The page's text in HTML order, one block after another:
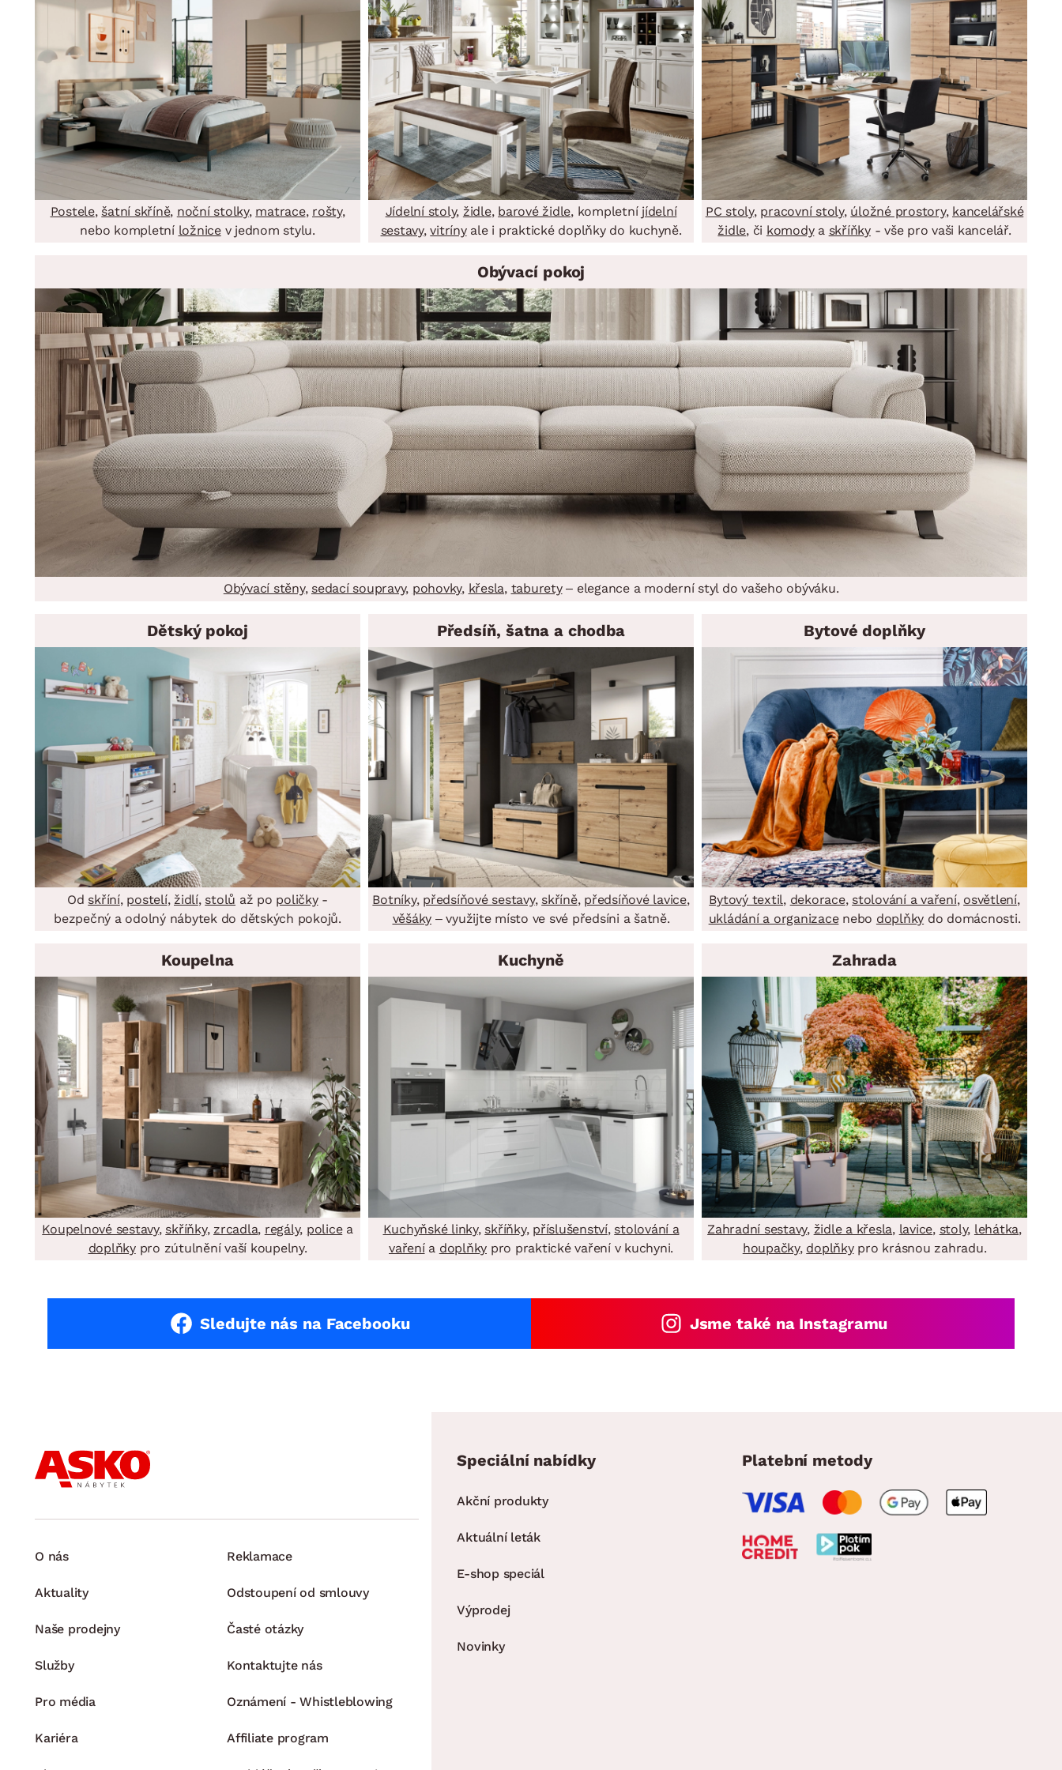
Dětský pokoj
Předsíň, šatna a chodba
Kuchyně
Koupelna
Zahrada
Domácnost
BYTOVÝ TEXTIL
Polštáře
Koberce
Závěsy a žaluzie
Zobrazit vše
Příbory
Hrnce
Pánve
Zobrazit vše
DOMÁCÍ SPOTŘEBIČE ZAHRADNÍ DOPLŇKY VÁNOCE
VELIKONOCE
Koupelnové sestavy
Jídelní sestavy
Zahradní sestavy
Zahradní doplňky
Zahradní sestavy
Postele, šatní skříně, noční stolky, matrace, rošty,
nebo kompletní ložnicev jednom stylu.
Jídelní stoly, židle, barové židle, kompletní jídelní
sestavy,vitrínyale i praktické doplňky do kuchyně.
PC stoly, pracovní stoly, úložné prostory, kancelářské
židle, či komodya skříňky- vše pro vaši kancelář.
Obývací pokoj
Obývací stěny, sedací soupravy, pohovky, křesla, taburety– elegance a moderní styl do vašeho obýváku.
Dětský pokoj
Od skříní, postelí, židlí, stolů až po poličky-
bezpečný a odolný nábytek do dětských pokojů.
Předsíň, šatna a chodba
Botníky, předsíňové sestavy, skříně, předsíňové lavice,
věšáky – využijte místo ve své předsíni a šatně.
Bytové doplňky
Bytový textil, dekorace, stolování a vaření, osvětlení,
ukládání a organizacenebo doplňky do domácnosti.
Koupelna
Koupelnové sestavy, skříňky, zrcadla, regály, policea
doplňkypro zútulnění vaší koupelny.
Kuchyně
Kuchyňské linky, skříňky, příslušenství, stolování a
vařenía doplňky pro praktické vaření v kuchyni.
Zahrada
Zahradní sestavy, židle a křesla, lavice, stoly, lehátka,
houpačky, doplňkypro krásnou zahradu.
Sledujte nás na Facebooku Jsme také na Instagramu
O nás
Aktuality
Naše prodejny
Služby
Pro média
Kariéra
Reklamace
Odstoupení od smlouvy
Časté otázky
Kontaktujte nás
Oznámení - Whistleblowing
Affiliate program
Speciální nabídky
Akční produkty
Aktuální leták
E-shop speciál
Výprodej
Novinky
Platební metody